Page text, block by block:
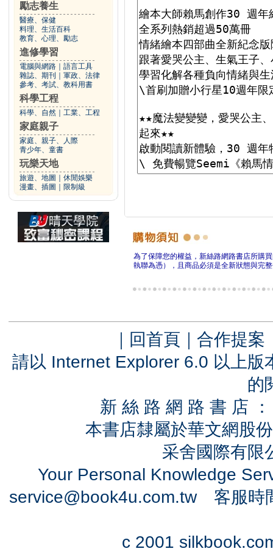
勵志養生
醫療、保健
料理、生活百科
教育、心理、勵志
進修學習
電腦與網路
語言工具
雜誌、期刊
軍政、法律
參考、考試、教科用書
科學工程
科學、自然 工業、工程
家庭親子
家庭、親子、人際
青少年、童書
玩樂天地
旅遊、地圖
休閒娛樂
漫畫、插圖
限制級
為了保障您的權益，新絲路網路書店所購
執聯為憑），且商品必須是全新狀態與完
｜ 回首頁 ｜ 合作提案
請以 Internet Explorer 6.0 以上
的
新 絲 路 網 路 書 店
本書店隸屬於華文網股
采舍國際有
Your Personal Knowledge
service@book4u.com.tw客服時
c 2001